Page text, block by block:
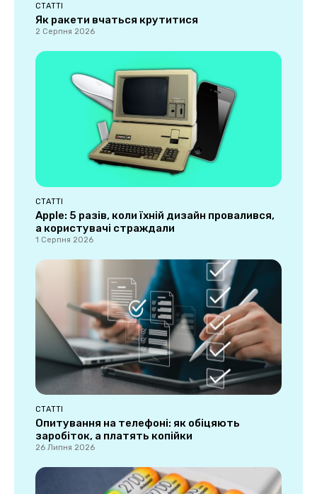
СТАТТІ
Як ракети вчаться крутитися
2 Серпня 2026
СТАТТІ
Apple: 5 разів, коли їхній дизайн провалився,
а користувачі страждали
1 Серпня 2026
СТАТТІ
Опитування на телефоні: як обіцяють
заробіток, а платять копійки
26 Липня 2026